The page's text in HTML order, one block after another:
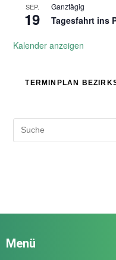
SEP.
19
Ganztägig
Tagesfahrt ins
Kalender anzeigen
TERMINPLAN
Menü